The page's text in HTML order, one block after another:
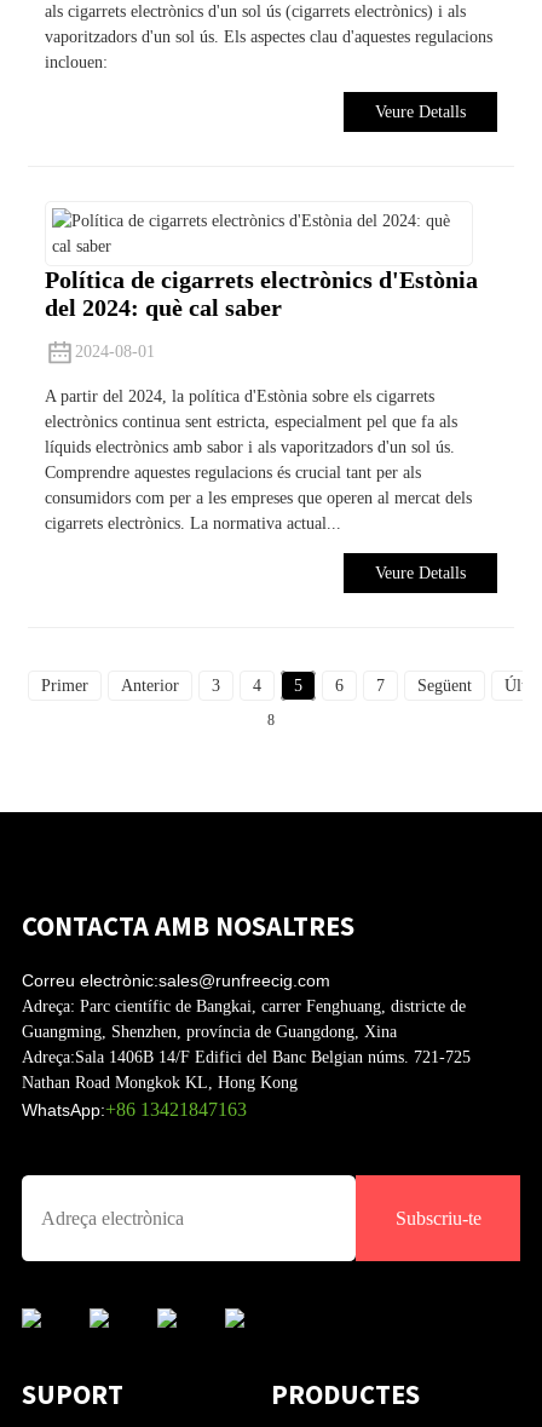
als cigarrets electrònics d'un sol ús (cigarrets electrònics) i als
vaporitzadors d'un sol ús. Els aspectes clau d'aquestes regulacions
inclouen:
Veure Detalls
Política de cigarrets electrònics d'Estònia
del 2024: què cal saber
2024-08-01
A partir del 2024, la política d'Estònia sobre els cigarrets
electrònics continua sent estricta, especialment pel que fa als
líquids electrònics amb sabor i als vaporitzadors d'un sol ús.
Comprendre aquestes regulacions és crucial tant per als
consumidors com per a les empreses que operen al mercat dels
cigarrets electrònics. La normativa actual...
Veure Detalls
Primer Anterior 3 4 5 6 7 Següent
8
CONTACTA AMB NOSALTRES
Correu electrònic:sales@runfreecig.com
Adreça: Parc científic de Bangkai, carrer Fenghuang, districte de
Guangming, Shenzhen, província de Guangdong, Xina
Adreça:Sala 1406B 14/F Edifici del Banc Belgian núms. 721-725
Nathan Road Mongkok KL, Hong Kong
WhatsApp:+86 13421847163
Subscriu-te
SUPORT PRODUCTES